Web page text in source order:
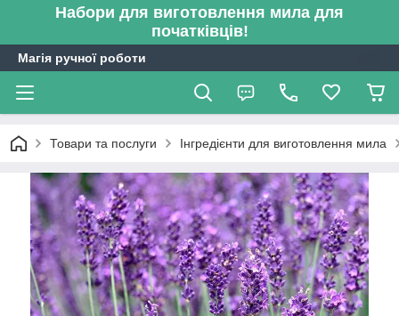
Набори для виготовлення мила для
початківців!
Магія ручної роботи
Товари та послуги Інгредієнти для виготовлення мила